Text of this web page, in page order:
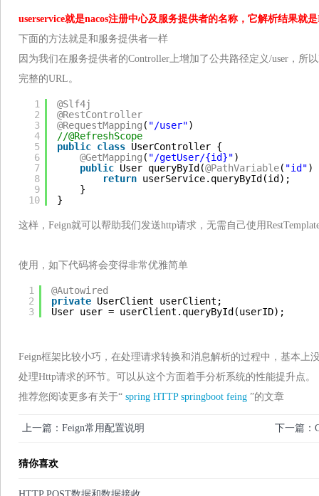
userservice就是nacos注册中心及服务提供者的名称，它解析结果就
下面的方法就是和服务提供者一样
因为我们在服务提供者的Controller上增加了公共路径定义/user，所
完整的URL。
1
2
3
4
5
6
7
8
9
10
@Slf4j
@RestController
@RequestMapping ( "/user")
//@RefreshScope
public class UserController {
@GetMapping ( "/getUser/{id}")
public User queryById(@PathVariable( "id")
return userService.queryById(id);
}
}
这样，Feign就可以帮助我们发送http请求，无需自己使用
使用，如下代码将会变得非常优雅简单
1
2
3
@Autowired
private UserClient userClient;
User user = userClient.queryById(userID);
Feign框架比较小巧，在处理请求转换和消息解析的过程中，基本上
处理Http请求的环节。可以从这个方面着手分析系统的性能提升点。
推荐您阅读更多有关于“ spring HTTP springboot feing ”的文章
上一篇：Feign常用配置说明 下一篇：
猜你喜欢